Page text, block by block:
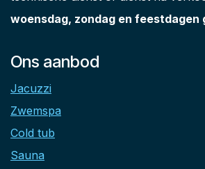
woensdag, zondag en feestdagen
Ons aanbod
Jacuzzi
Zwemspa
Cold tub
Sauna